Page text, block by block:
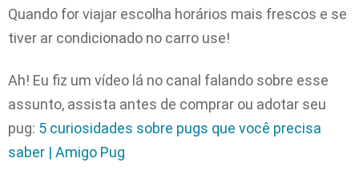
Quando for viajar escolha horários mais frescos e se
tiver ar condicionado no carro use!
Ah! Eu fiz um vídeo lá no canal falando sobre esse
assunto, assista antes de comprar ou adotar seu
pug: 5 curiosidades sobre pugs que você precisa
saber | Amigo Pug